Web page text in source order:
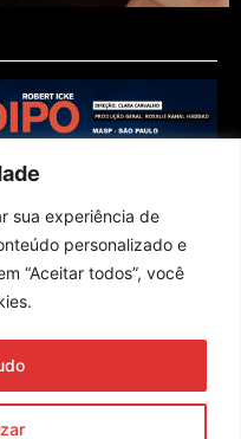
sua experiência de
personalizado e
“Aceitar todos”, você